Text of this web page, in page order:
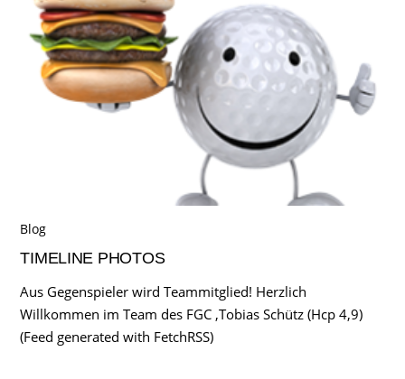
Blog
TIMELINE PHOTOS
Aus Gegenspieler wird Teammitglied! Herzlich
Willkommen im Team des FGC ,Tobias Schütz (Hcp 4,9)
(Feed generated with FetchRSS)